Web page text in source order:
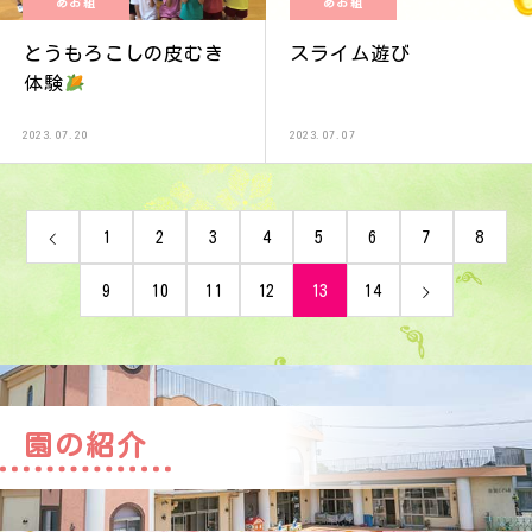
あお組
とうもろこしの皮むき
体験
2023.07.20
あお組
スライム遊び
2023.07.07
1 2 3 4 5 6 7 8
9 10 11 12 13 14
園の紹介